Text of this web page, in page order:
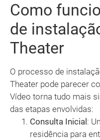
Como
de
Theater
O processo de
Theater pode parecer
Vídeo torna tudo mais
das etapas envolvidas:
Consulta Inicial :
residência para